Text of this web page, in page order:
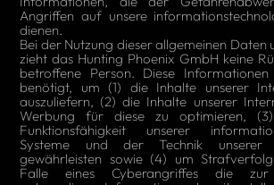
Angriffen auf unsere
dienen.
Bei der Nutzung dieser allgemeinen
zieht das Hunting Phoenix GmbH keine
betroffene Person. Diese
benötigt, um (1) die Inhalte unserer
auszuliefern, (2) die Inhalte unserer
Werbung für diese zu optimieren,
Funktionsfähigkeit unserer
Systeme und der Technik unserer
gewährleisten sowie (4) um
Falle eines Cyberangriffes die zur